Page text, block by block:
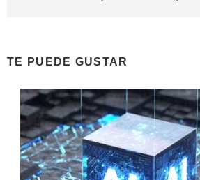
TE PUEDE GUSTAR